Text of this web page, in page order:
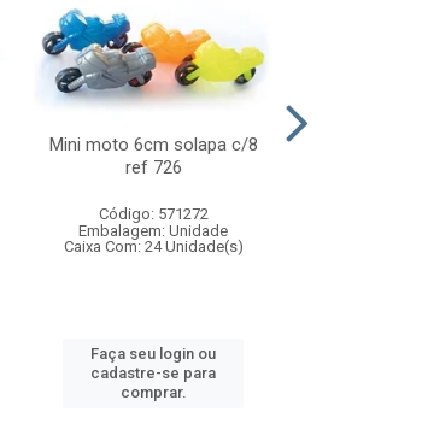
Mini moto 6cm solapa c/8
ref 726
Código: 571272
Embalagem: Unidade
Caixa Com: 24 Unidade(s)
Faça seu login ou
cadastre-se para
comprar.